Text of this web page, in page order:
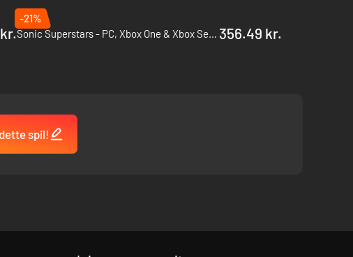
-21%
Sonic Superstars - PC, Xbox One & Xbox Series X|S (Microsoft Store) 356.49 kr.
spil!